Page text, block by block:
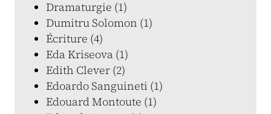
Dramaturgie (1)
Dumitru Solomon (1)
Écriture (4)
Eda Kriseova (1)
Edith Clever (2)
Edoardo Sanguineti (1)
Edouard Montoute (1)